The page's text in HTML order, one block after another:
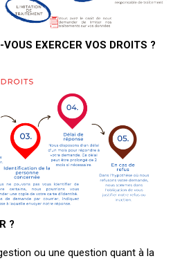
EXERCER VOS DROITS ?
?
ou une question quant à la